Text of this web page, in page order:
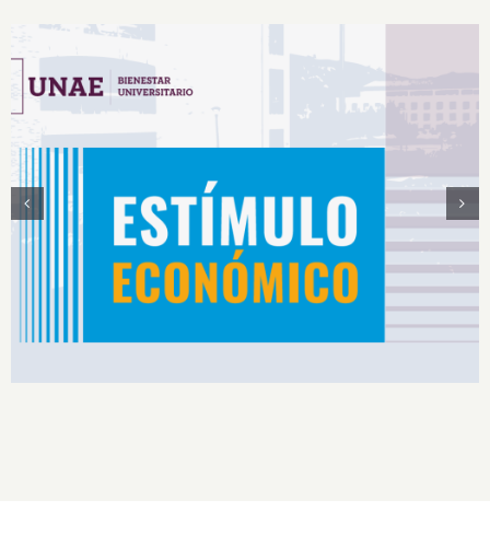
Estímulos Económicos para Deportistas de Alto
Rendimiento IS2026